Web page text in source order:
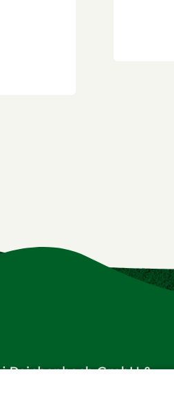
Reichenbach GmbH &